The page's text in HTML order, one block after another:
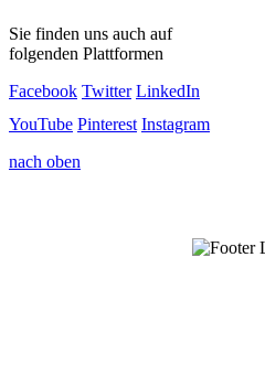
Sie finden uns auch auf
folgenden Plattformen
Facebook Twitter LinkedIn
YouTube Pinterest Instagram
nach oben